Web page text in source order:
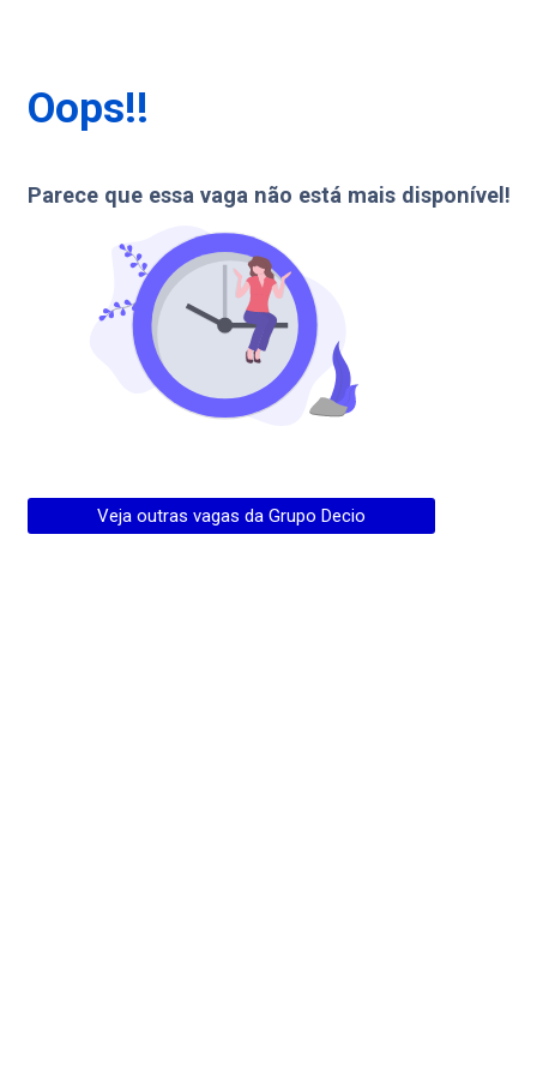
Oops!!
Parece que essa vaga não está mais disponível!
Veja outras vagas da Grupo Decio